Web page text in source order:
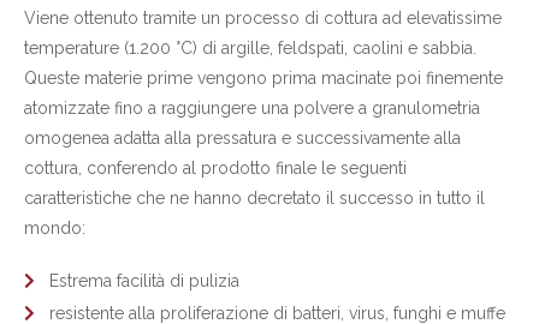
Viene ottenuto tramite un processo di cottura ad elevatissime
temperature (1.200 °C) di argille, feldspati, caolini e sabbia.
Queste materie prime vengono prima macinate poi finemente
atomizzate fino a raggiungere una polvere a granulometria
omogenea adatta alla pressatura e successivamente alla
cottura, conferendo al prodotto finale le seguenti
caratteristiche che ne hanno decretato il successo in tutto il
mondo:
Estrema facilità di pulizia
resistente alla proliferazione di batteri, virus, funghi e muffe